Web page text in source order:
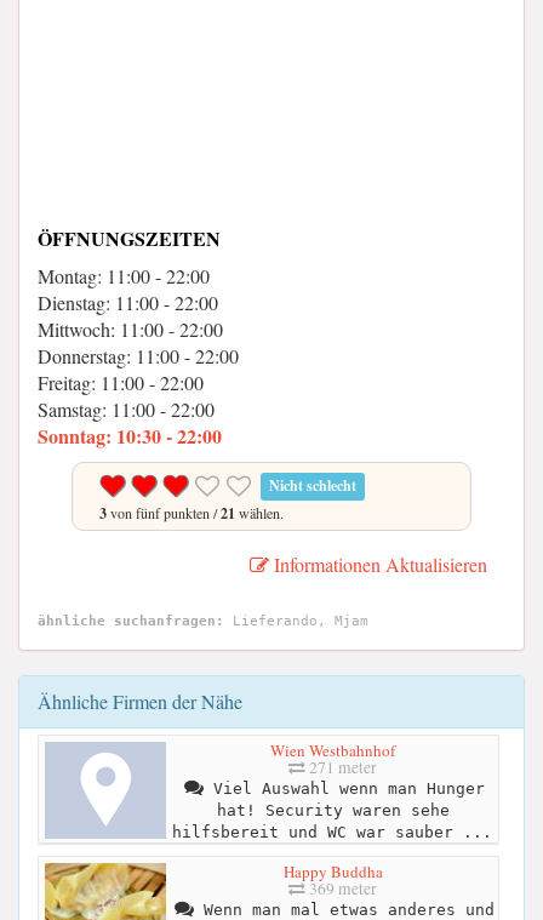
ÖFFNUNGSZEITEN
Montag: 11:00 - 22:00
Dienstag: 11:00 - 22:00
Mittwoch: 11:00 - 22:00
Donnerstag: 11:00 - 22:00
Freitag: 11:00 - 22:00
Samstag: 11:00 - 22:00
Sonntag: 10:30 - 22:00
Nicht schlecht
3von fünf punkten /21 wählen.
Informationen Aktualisieren
ähnliche suchanfragen: Lieferando, Mjam
Ähnliche Firmen der Nähe
Wien Westbahnhof
271 meter
Viel Auswahl wenn man Hunger
hat! Security waren sehe
hilfsbereit und WC war sauber ...
Happy Buddha
369 meter
Wenn man mal etwas anderes und